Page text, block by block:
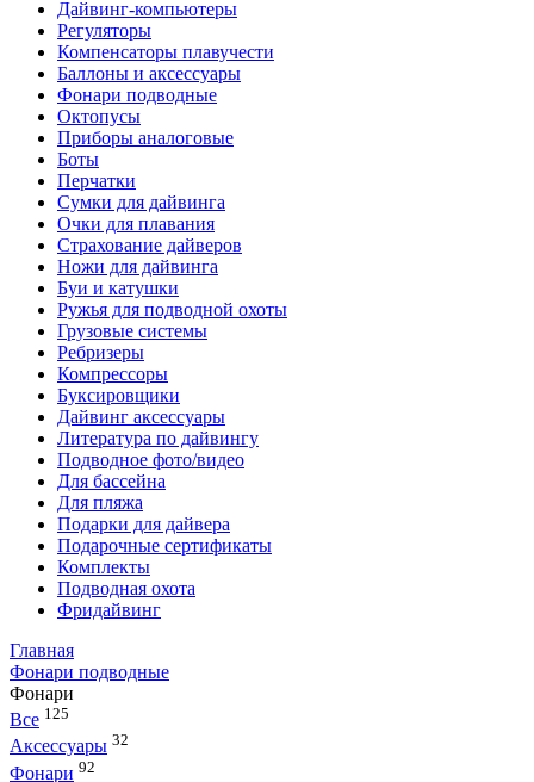
Дайвинг-компьютеры
Регуляторы
Компенсаторы плавучести
Баллоны и аксессуары
Фонари подводные
Октопусы
Приборы аналоговые
Боты
Перчатки
Сумки для дайвинга
Очки для плавания
Страхование дайверов
Ножи для дайвинга
Буи и катушки
Ружья для подводной охоты
Грузовые системы
Ребризеры
Компрессоры
Буксировщики
Дайвинг аксессуары
Литература по дайвингу
Подводное фото/видео
Для бассейна
Для пляжа
Подарки для дайвера
Подарочные сертификаты
Комплекты
Подводная охота
Фридайвинг
Главная
Фонари подводные
Фонари
Все 125
Аксессуары 32
Фонари 92